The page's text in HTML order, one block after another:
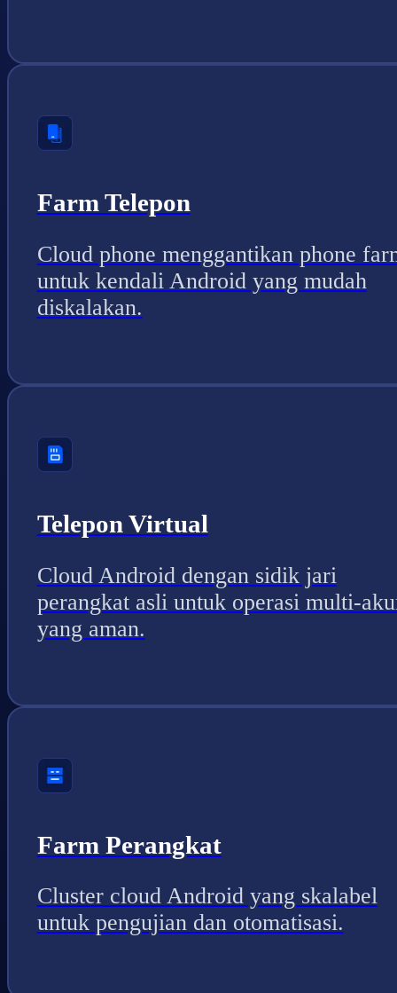
Farm Telepon
Cloud phone menggantikan phone
untuk kendali Android yang mudah
diskalakan.
Telepon Virtual
Cloud Android dengan sidik jari
perangkat asli untuk operasi multi-
yang aman.
Farm Perangkat
Cluster cloud Android yang skalabel
untuk pengujian dan otomatisasi.